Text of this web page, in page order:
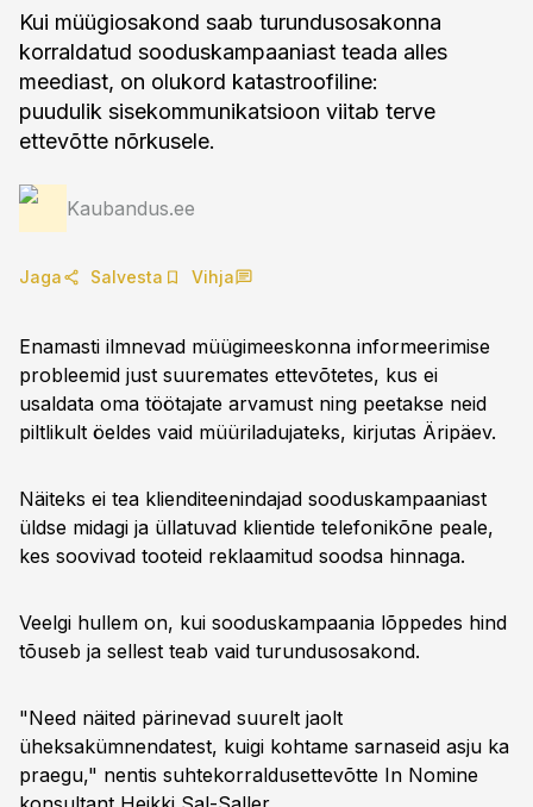
Kui müügiosakond saab turundusosakonna
korraldatud sooduskampaaniast teada alles
meediast, on olukord katastroofiline:
puudulik sisekommunikatsioon viitab terve
ettevõtte nõrkusele.
Kaubandus.ee
Jaga Salvesta Vihja
Enamasti ilmnevad müügimeeskonna informeerimise
probleemid just suuremates ettevõtetes, kus ei
usaldata oma töötajate arvamust ning peetakse neid
piltlikult öeldes vaid müüriladujateks, kirjutas Äripäev.
Näiteks ei tea klienditeenindajad sooduskampaaniast
üldse midagi ja üllatuvad klientide telefonikõne peale,
kes soovivad tooteid reklaamitud soodsa hinnaga.
Veelgi hullem on, kui sooduskampaania lõppedes hind
tõuseb ja sellest teab vaid turundusosakond.
"Need näited pärinevad suurelt jaolt
üheksakümnendatest, kuigi kohtame sarnaseid asju ka
praegu," nentis suhtekorraldusettevõtte In Nomine